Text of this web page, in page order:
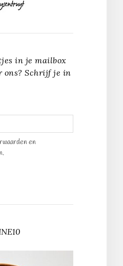
in je mailbox
ons? Schrijf je in
en